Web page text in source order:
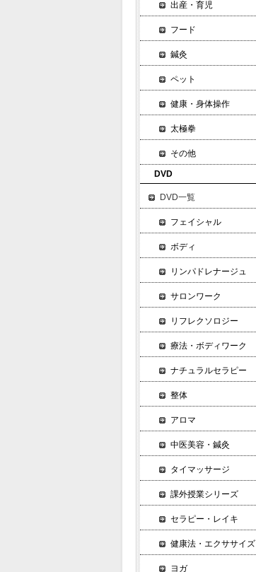
出産・育児
フード
鍼灸
ペット
健康・身体操作
太極拳
その他
DVD
DVD一覧
フェイシャル
ボディ
リンパドレナージュ
サロンワーク
リフレクソロジー
療法・ボディワーク
ナチュラルセラピー
整体
アロマ
中医美容・鍼灸
タイマッサージ
課外授業シリーズ
セラピー・レイキ
健康法・エクササイズ
ヨガ